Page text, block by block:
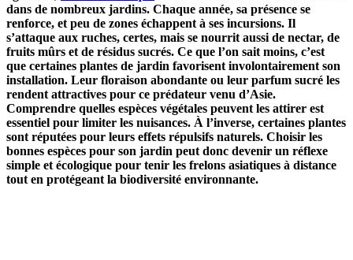
dans de nombreux jardins. Chaque année, sa présence se
renforce, et peu de zones échappent à ses incursions. Il
s’attaque aux ruches, certes, mais se nourrit aussi de nectar, de
fruits mûrs et de résidus sucrés. Ce que l’on sait moins, c’est
que certaines plantes de jardin favorisent involontairement son
installation. Leur floraison abondante ou leur parfum sucré les
rendent attractives pour ce prédateur venu d’Asie.
Comprendre quelles espèces végétales peuvent les attirer est
essentiel pour limiter les nuisances. À l’inverse, certaines plantes
sont réputées pour leurs effets répulsifs naturels. Choisir les
bonnes espèces pour son jardin peut donc devenir un réflexe
simple et écologique pour tenir les frelons asiatiques à distance
tout en protégeant la biodiversité environnante.